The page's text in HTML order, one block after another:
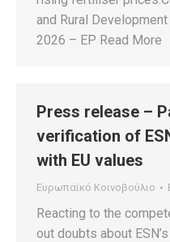
and Rural
2026 – EP Read More
Press release –
verification of
with EU values
Ευρωπαϊκό Κοινοβούλιο
Reacting to the
out doubts about